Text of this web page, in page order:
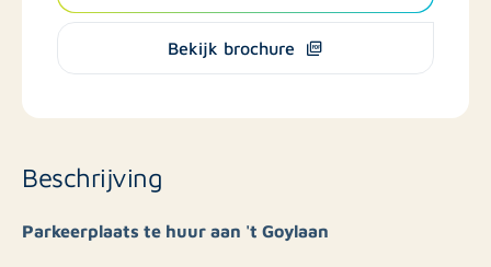
Bekijk brochure
Beschrijving
Parkeerplaats te huur aan 't Goylaan